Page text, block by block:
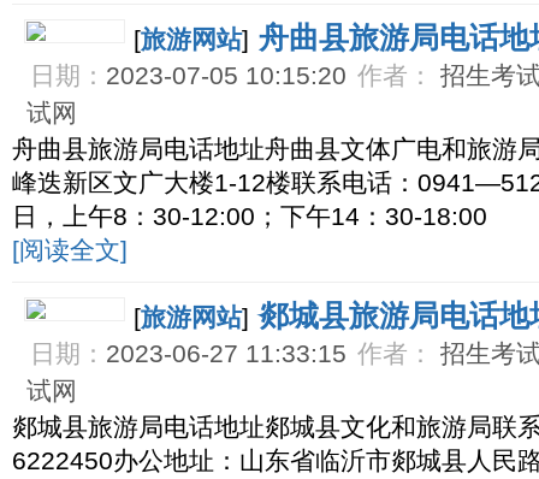
[旅游网站] 舟曲县旅游局电话地
日期： 2023-07-05 10:15:20 作者：
招生考
试网
舟曲县旅游局电话地址舟曲县文体广电和旅游
峰迭新区文广大楼1-12楼联系电话：
日，上午8：30-12:00；下午14：30-18:00
[阅读全文]
[旅游网站] 郯城县旅游局电话地
日期： 2023-06-27 11:33:15 作者：
招生考
试网
郯城县旅游局电话地址郯城县文化和旅游局联
6222450办公地址：山东省临沂市郯城县人民